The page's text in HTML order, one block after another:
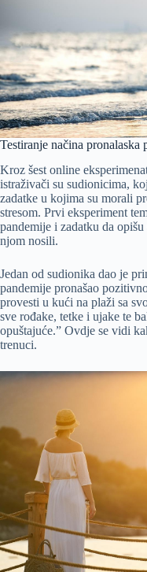
Testiranje načina pronalaska
Kroz šest online
istraživači su sudionicima,
zadatke u kojima su morali
stresom. Prvi eksperiment
pandemije i zadatku da
njom nosili.
Jedan od sudionika dao je
pandemije pronašao
provesti u kući na plaži sa
sve rođake, tetke i ujake te
opuštajuće.” Ovdje se vidi
trenuci.